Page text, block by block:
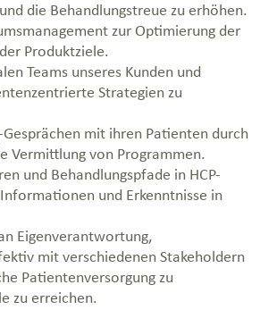
die Behandlungstreue zu erhöhen.
zur Optimierung der
Produktziele.
Teams unseres Kunden und
Strategien zu
mit ihren Patienten durch
Vermittlung von Programmen.
und Behandlungspfade in HCP-
und Erkenntnisse in
Eigenverantwortung,
mit verschiedenen Stakeholdern
Patientenversorgung zu
zu erreichen.